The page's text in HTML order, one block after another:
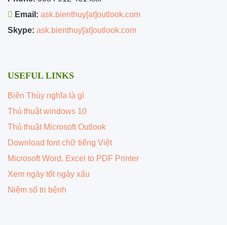
Email: ask.bienthuy[at]outlook.com
Skype: ask.bienthuy[at]outlook.com
USEFUL LINKS
Biên Thùy nghĩa là gì
Thủ thuật windows 10
Thủ thuật Microsoft Outlook
Download font chữ tiếng Việt
Microsoft Word, Excel to PDF Printer
Xem ngày tốt ngày xấu
Niệm số trị bệnh